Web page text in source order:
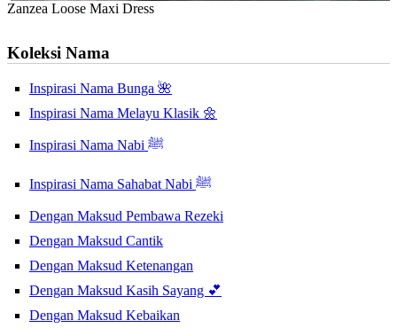
Zanzea Loose Maxi Dress
Koleksi Nama
Inspirasi Nama Bunga 🌺
Inspirasi Nama Melayu Klasik 🌼
Inspirasi Nama Nabi ﷺ
Inspirasi Nama Sahabat Nabi ﷺ
Dengan Maksud Pembawa Rezeki
Dengan Maksud Cantik
Dengan Maksud Ketenangan
Dengan Maksud Kasih Sayang 💕
Dengan Maksud Kebaikan